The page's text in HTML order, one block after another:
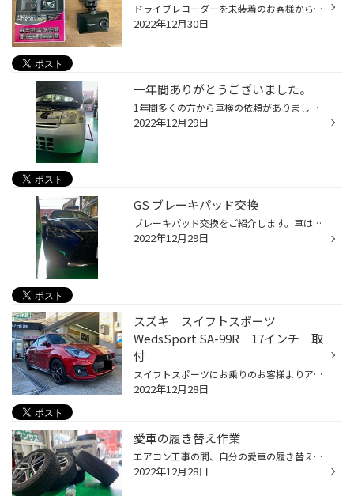
ドライブレコーダーを未装着のお客様からのご依頼。 何かあったら困るのでフロントカメラのみ装着しました。 ドライブレコーダー（フロントカメラのみ）は販売の種類が少なくなっていますので 貴重なモデルとなります。12/29現在、ケンウッドのドライブレコーダーは在庫あります。 HDR002モデルは、...
2022年12月30日
一年間ありがとうございました。
1年間多くの方から車検の依頼がありました。 1年間ありがとうございました。来年の車検見積もり、車検予約受付中です。来年もまたタイヤ館瀬谷をよろしくお願いします。
2022年12月29日
GS ブレーキパッド交換
ブレーキパッド交換をご紹介します。車はレクサス「GS」です。前後のブレーキパッドを交換しました。 固定されているピンを抜くだけで交換できます。車検、整備のご相談承っております。
2022年12月29日
スズキ スイフトスポーツ
WedsSport SA-99R 17インチ 取
付
スイフトスポーツにお乗りのお客様よりアルミホイールのご注文をいただきました。 お客様のご要望は ①スポーツタイプのアルミホイール ②カラーはブロンズ ③縁石に擦らないようなサイズ これらの条件をもとにホイールを探し、最終的にお客様にお選びいただいたのはこちら！ WEDSスポーツ SA-99R ホイ...
2022年12月28日
愛車の履き替え作業
エアコン工事の間、自分の愛車の履き替え作業を行いました。 繁忙期に突入すると毎日40台近くの履き替え作業を行わなければいけません。 当然お客様優先ですので自分の事はどうしても後回しになってしまいますね。 この日は定休日でピットを独占できたのでサクサクっと交換しました。 ついでにオイ...
2022年12月28日